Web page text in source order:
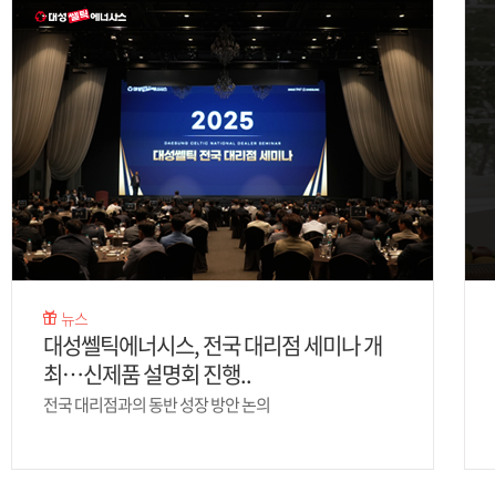
뉴스
대성쎌틱에너시스, 전국 대리점 세미나 개
최…신제품 설명회 진행..
전국 대리점과의 동반 성장 방안 논의